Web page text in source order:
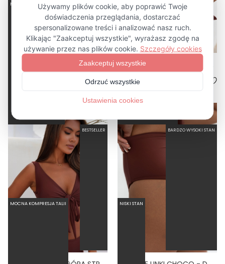
TIE CHOCO - GÓRA TRÓJKĄTNA OD BIKINI WIĄZANA NA SZYI BRĄZOWY
4.9 4.9
269,00 zł
MOCNE PODTRZYMANIE
BESTSELLER
MOCNA KOMPRESJA TALII
BARDZO WYSOKI STAN
MOCNA KOMPRESJA TALII NISKI STAN